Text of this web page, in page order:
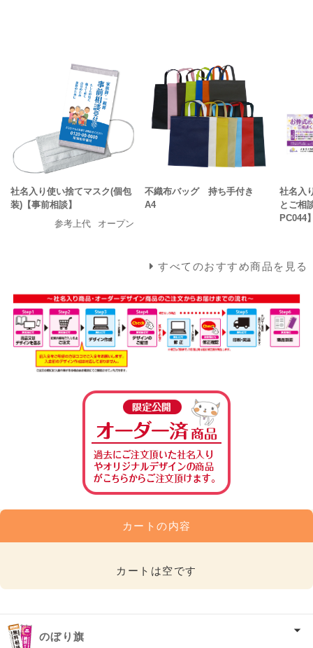
社名入り使い捨てマスク(個包
装)【事前相談】
参考上代
オープン
不織布バッグ 持ち手付き
A4
社名入
とご相
PC044
すべてのおすすめ商品を見る
カートの内容
カートは空です
のぼり旗